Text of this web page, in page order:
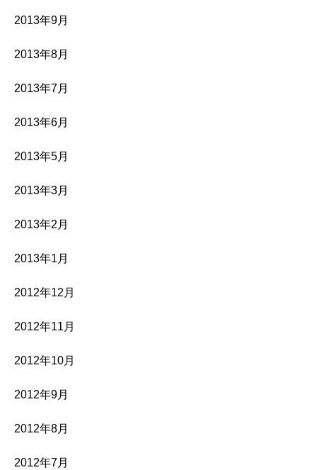
2013年9月
2013年8月
2013年7月
2013年6月
2013年5月
2013年3月
2013年2月
2013年1月
2012年12月
2012年11月
2012年10月
2012年9月
2012年8月
2012年7月